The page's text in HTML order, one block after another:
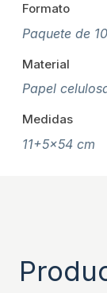
Formato
Paquete de
Material
Papel
Medidas
11+5×54 cm